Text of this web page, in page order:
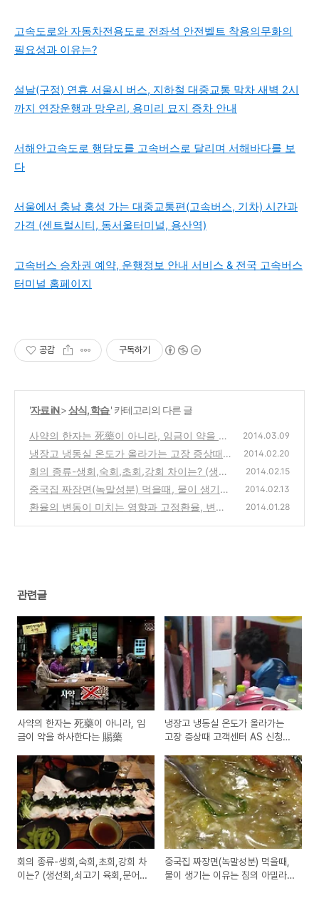
고속도로와 자동차전용도로 전좌석 안전벨트 착용의무화의
필요성과 이유는?
설날(구정) 연휴 서울시 버스, 지하철 대중교통 막차 새벽 2시
까지 연장운행과 망우리, 용미리 묘지 증차 안내
서해안고속도로 행담도를 고속버스로 달리며 서해바다를 보
다
서울에서 충남 홍성 가는 대중교통편(고속버스, 기차) 시간과
가격 (센트럴시티, 동서울터미널, 용산역)
고속버스 승차권 예약, 운행정보 안내 서비스 & 전국 고속버스
터미널 홈페이지
공감 구독하기
'자료 iN>상식, 학습' 카테고리의 다른 글
사약의 한자는 死藥이 아니라, 임금이 약을 하
사한다는 賜藥
(0)
2014.03.09
냉장고 냉동실 온도가 올라가는 고장 증상때
고객센터 AS 신청전에 확인, 진단해보는 방법
(4)
2014.02.20
회의 종류-생회,숙회,초회,강회 차이는? (생선
회,쇠고기 육회,문어숙회,고등어초회)
(0)
2014.02.15
중국집 짜장면(녹말성분) 먹을때, 물이 생기는
이유는 침의 아밀라아제 효소 성분과 위생
2014.02.13
환율의 변동이 미치는 영향과 고정환율, 변동
2014.01.28
관련글
사약의 한자는 死藥이 아니라, 임
금이 약을 하사한다는 賜藥
냉장고 냉동실 온도가 올라가는
고장 증상때 고객센터 AS 신청전
회의 종류-생회,숙회,초회,강회 차
이는? (생선회,쇠고기 육회,문어
중국집 짜장면(녹말성분) 먹을때,
물이 생기는 이유는 침의 아밀라